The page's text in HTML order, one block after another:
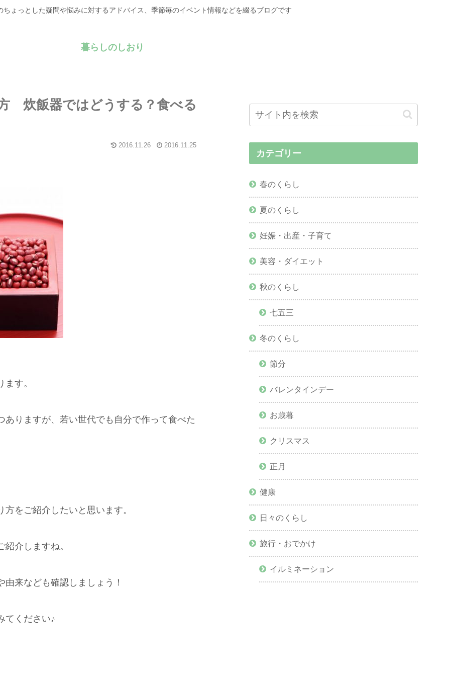
ちょっとした疑問や悩みに対するアドバイス、季節毎のイベント情報などを綴るブログです
暮らしのしおり
炊飯器ではどうする？食べる
2016.11.26 2016.11.25
す。
りますが、若い世代でも自分で作って食べた
をご紹介したいと思います。
介しますね。
来なども確認しましょう！
てください♪
カテゴリー
春のくらし
夏のくらし
妊娠・出産・子育て
美容・ダイエット
秋のくらし
七五三
冬のくらし
節分
バレンタインデー
お歳暮
クリスマス
正月
健康
日々のくらし
旅行・おでかけ
イルミネーション